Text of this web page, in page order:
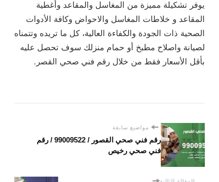
يوفر تشكيلة مميزة من المغاسل والمقاعد وأغطية
المقاعد و خلاطات المغاسل والاحواض وكافة الأدوات
الصحية ذات الجودة والكفاءة العالية، كل ما تريده وتتمناه
لصيانة واصلاح مطبخ أو حمام منزلك سوف تحصل عليه
بأقل الأسعار فقط من خلال رقم فني صحي القصر.
مواضيع سابقة
رقم فني صحي القصور / 99009522 / رقم
فني صحي رخيص